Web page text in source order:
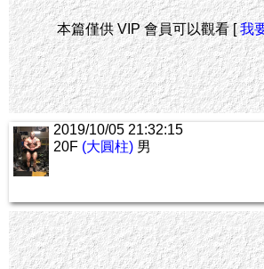
本篇僅供 VIP 會員可以觀看 [我
2019/10/05 21:32:15
20F (大圓柱) 男